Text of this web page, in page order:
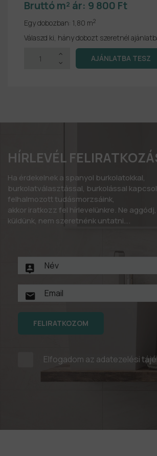
Bruttó m² ár: 9 800 Ft
Egy dobozban: 1,80 m2
Válaszd ki, hány dobozt szeretnél
HÍRLEVÉL
Ha érdekelnek a spanyol burkolatokkal,
burkolatválasztással, burkolással
felhalmozott tudásmorzsáink,
akkor iratkozz fel hírlevelünkre. Ne
küldünk, nem szeretnénk untatni….
FELIRATKOZOM
Elfogadom az adatezelési